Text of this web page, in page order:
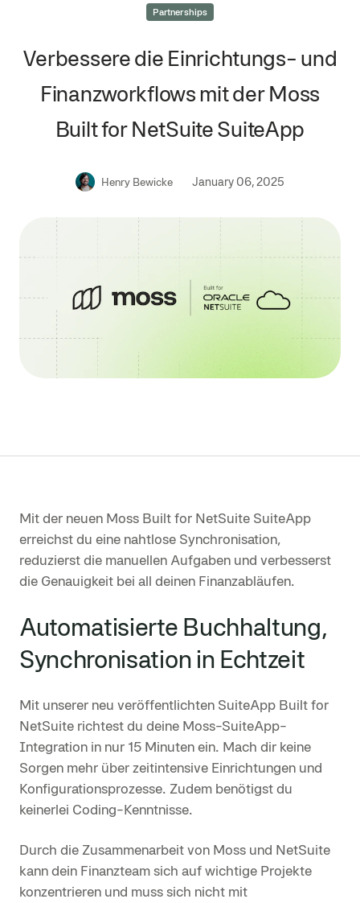
Partnerships
Verbessere die Einrichtungs- und
Finanzworkflows mit der Moss
Built for NetSuite SuiteApp
Henry Bewicke January 06, 2025
Mit der neuen Moss Built for NetSuite SuiteApp
erreichst du eine nahtlose Synchronisation,
reduzierst die manuellen Aufgaben und verbesserst
die Genauigkeit bei all deinen Finanzabläufen.
Automatisierte Buchhaltung,
Synchronisation in Echtzeit
Mit unserer neu veröffentlichten SuiteApp Built for
NetSuite richtest du deine Moss-SuiteApp-
Integration in nur 15 Minuten ein. Mach dir keine
Sorgen mehr über zeitintensive Einrichtungen und
Konfigurationsprozesse. Zudem benötigst du
keinerlei Coding-Kenntnisse.
Durch die Zusammenarbeit von Moss und NetSuite
kann dein Finanzteam sich auf wichtige Projekte
konzentrieren und muss sich nicht mit